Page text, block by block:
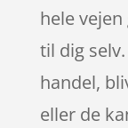
hele
til dig
handel,
eller de